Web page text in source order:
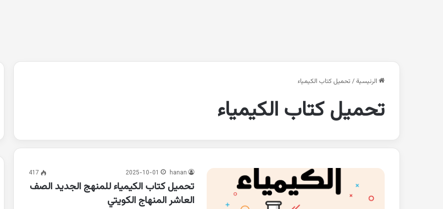
الرئيسية / تحميل كتاب الكيمياء
تحميل كتاب الكيمياء
hanan
2025-10-01
417
تحميل كتاب الكيمياء للمنهج الجديد الصف
العاشر المنهاج الكويتي